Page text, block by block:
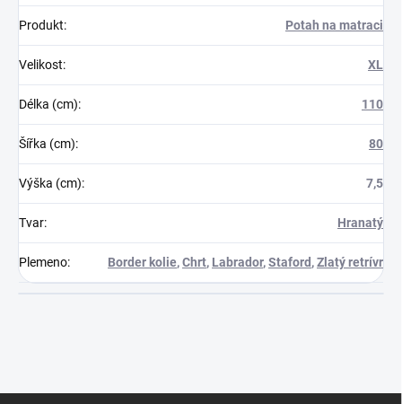
Produkt: Potah na matraci
Velikost: XL
Délka (cm): 110
Šířka (cm): 80
Výška (cm): 7,5
Tvar: Hranatý
Plemeno: Border kolie,Chrt, Labrador,Staford ,Zlatý retrívr